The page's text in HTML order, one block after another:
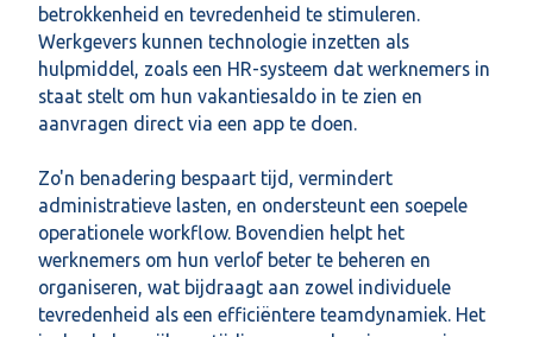
betrokkenheid en tevredenheid te stimuleren.
Werkgevers kunnen technologie inzetten als
hulpmiddel, zoals een HR-systeem dat werknemers in
staat stelt om hun vakantiesaldo in te zien en
aanvragen direct via een app te doen.
Zo'n benadering bespaart tijd, vermindert
administratieve lasten, en ondersteunt een soepele
operationele workflow. Bovendien helpt het
werknemers om hun verlof beter te beheren en
organiseren, wat bijdraagt aan zowel individuele
tevredenheid als een efficiëntere teamdynamiek. Het